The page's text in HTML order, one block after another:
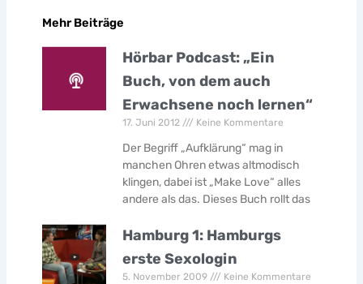
Mehr Beiträge
Hörbar Podcast: „Ein
Buch, von dem auch
Erwachsene noch lernen“
17. Juni 2012 Keine Kommentare
Der Begriff „Aufklärung“ mag in
manchen Ohren etwas altmodisch
klingen, dabei ist „Make Love“ alles
andere als das. Dieses Buch rollt das
Hamburg 1: Hamburgs
erste Sexologin
5. November 2009 Keine Kommentare